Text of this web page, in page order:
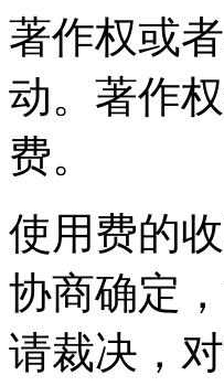
著作权或
动。著作
费。
使用费的
协商确定
请裁决，